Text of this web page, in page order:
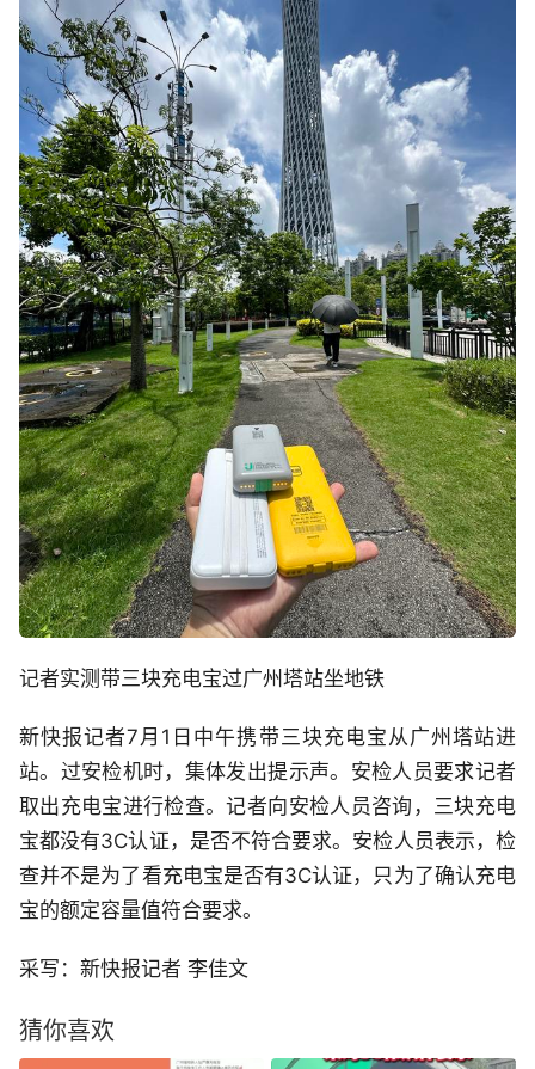
记者实测带三块充电宝过广州塔站坐地铁
新快报记者7月1日中午携带三块充电宝从广州塔站进
站。过安检机时，集体发出提示声。安检人员要求记者
取出充电宝进行检查。记者向安检人员咨询，三块充电
宝都没有3C认证，是否不符合要求。安检人员表示，检
查并不是为了看充电宝是否有3C认证，只为了确认充电
宝的额定容量值符合要求。
采写：新快报记者 李佳文
猜你喜欢